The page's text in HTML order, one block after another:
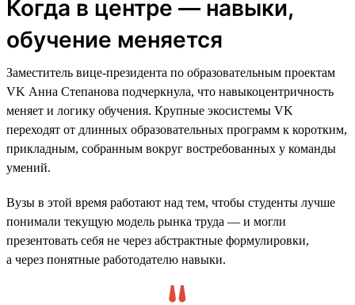
Когда в центре — навыки,
обучение меняется
Заместитель вице-президента по образовательным проектам
VK Анна Степанова подчеркнула, что навыкоцентричность
меняет и логику обучения. Крупные экосистемы VK
переходят от длинных образовательных программ к коротким,
прикладным, собранным вокруг востребованных у команды
умений.
Вузы в этой время работают над тем, чтобы студенты лучше
понимали текущую модель рынка труда — и могли
презентовать себя не через абстрактные формулировки,
а через понятные работодателю навыки.